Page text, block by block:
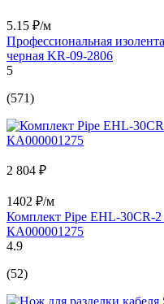
5.15 ₽/м
Профессиональная
черная KR-09-2806
5
(571)
2 804 ₽
1402 ₽/м
Комплект Pipe EHL-30CR-
КА000001275
4.9
(52)